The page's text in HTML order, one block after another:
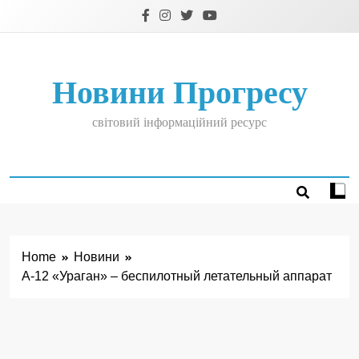
Новини Прогресу
світовий інформаційний ресурс
Home
Новини
А-12 «Ураган» – беспилотный летательный аппарат